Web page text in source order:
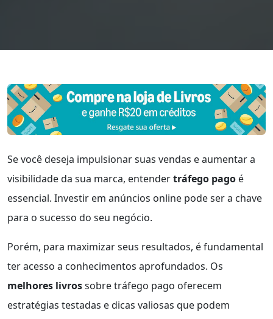
Se você deseja impulsionar suas vendas e aumentar a
visibilidade da sua marca, entendertráfego pago é
essencial. Investir em anúncios online pode ser a chave
para o sucesso do seu negócio.
Porém, para maximizar seus resultados, é fundamental
ter acesso a conhecimentos aprofundados. Os
melhores livrossobre tráfego pago oferecem
estratégias testadas e dicas valiosas que podem